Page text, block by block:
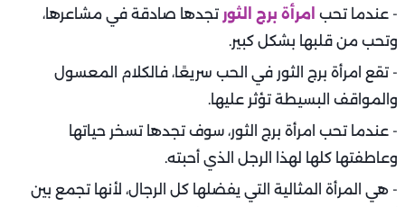
- عندما تحب امرأة برج الثور تجدها صادقة في مشاعرها،
وتحب من قلبها بشكل كبير.
- تقع امرأة برج الثور في الحب سريعًا، فالكلام المعسول
والمواقف البسيطة تؤثر عليها.
- عندما تحب امرأة برج الثور، سوف تجدها تسخر حياتها
وعاطفتها كلها لهذا الرجل الذي أحبته.
- هي المرأة المثالية التي يفضلها كل الرجال، لأنها تجمع بين